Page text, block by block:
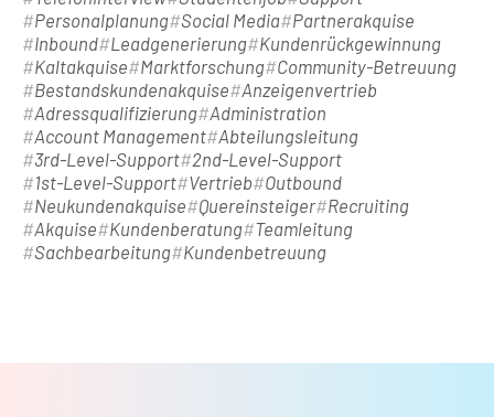
Personalplanung Social Media Partnerakquise
Inbound Leadgenerierung Kundenrückgewinnung
Kaltakquise
Marktforschung Community-Betreuung
Bestandskundenakquise Anzeigenvertrieb
Adressqualifizierung Administration
Account Management Abteilungsleitung
3rd-Level-Support 2nd-Level-Support
1st-Level-Support Vertrieb
Outbound
Neukundenakquise
Quereinsteiger Recruiting
Akquise
Kundenberatung Teamleitung
Sachbearbeitung Kundenbetreuung